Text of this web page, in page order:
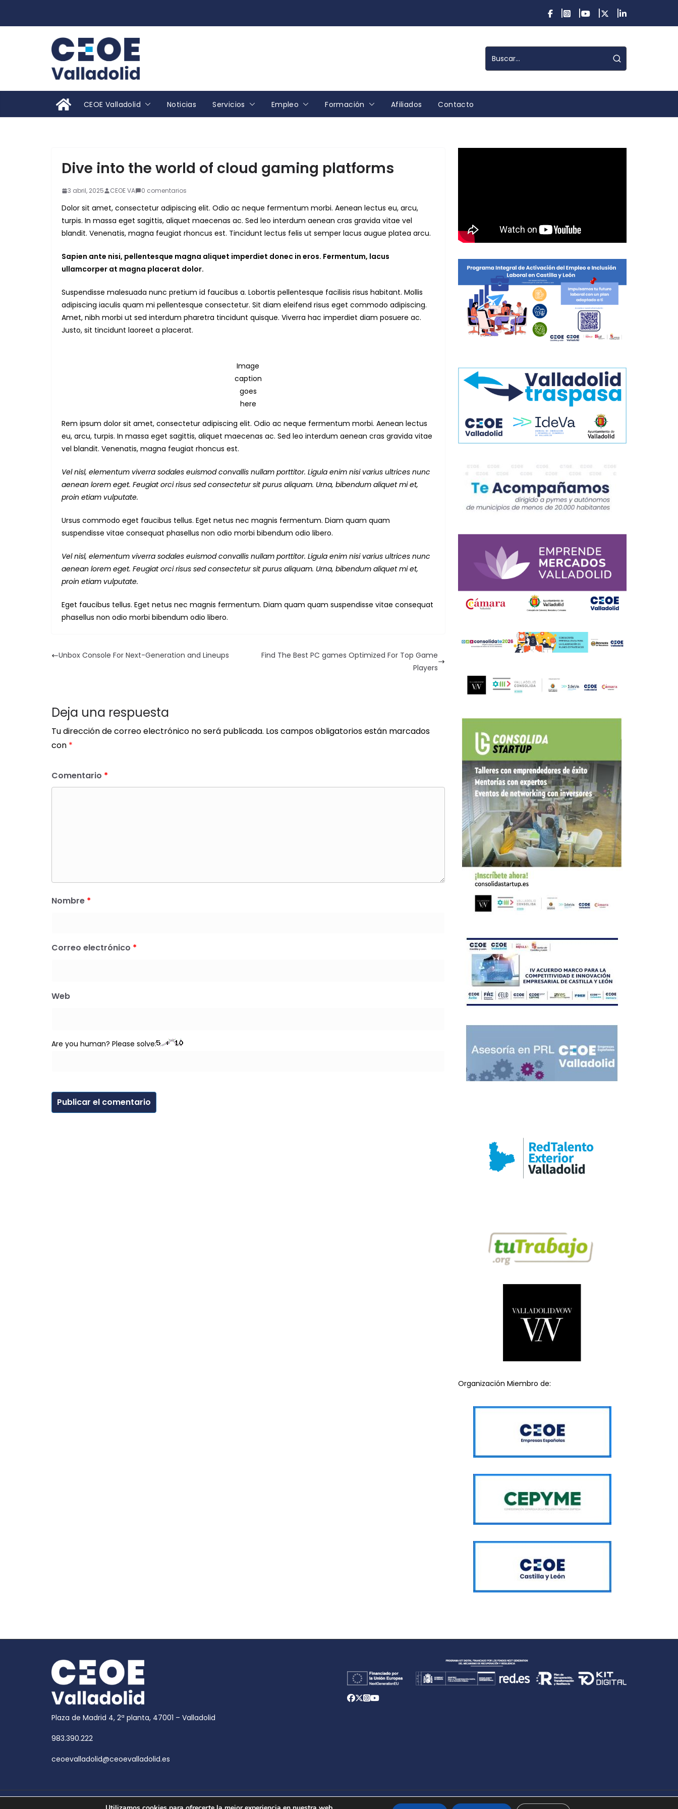
CEOE Valladolid Noticias Servicios Empleo Formación Afiliados Contacto
Dive into the world of cloud gaming platforms
3 abril, 2025 CEOE VA 0 comentarios
Dolor sit amet, consectetur adipiscing elit. Odio ac neque fermentum morbi. Aenean lectus eu, arcu,
turpis. In massa eget sagittis, aliquet maecenas ac. Sed leo interdum aenean cras gravida vitae vel
blandit. Venenatis, magna feugiat rhoncus est. Tincidunt lectus felis ut semper lacus augue platea arcu.
Sapien ante nisi, pellentesque magna aliquet imperdiet donec in eros. Fermentum, lacus
ullamcorper at magna placerat dolor.
Suspendisse malesuada nunc pretium id faucibus a. Lobortis pellentesque facilisis risus habitant. Mollis
adipiscing iaculis quam mi pellentesque consectetur. Sit diam eleifend risus eget commodo adipiscing.
Amet, nibh morbi ut sed interdum pharetra tincidunt quisque. Viverra hac imperdiet diam posuere ac.
Justo, sit tincidunt laoreet a placerat.
Image
caption
goes
here
Rem ipsum dolor sit amet, consectetur adipiscing elit. Odio ac neque fermentum morbi. Aenean lectus
eu, arcu, turpis. In massa eget sagittis, aliquet maecenas ac. Sed leo interdum aenean cras gravida vitae
vel blandit. Venenatis, magna feugiat rhoncus est.
Vel nisl, elementum viverra sodales euismod convallis nullam porttitor. Ligula enim nisi varius ultrices nunc
aenean lorem eget. Feugiat orci risus sed consectetur sit purus aliquam. Urna, bibendum aliquet mi et,
proin etiam vulputate.
Ursus commodo eget faucibus tellus. Eget netus nec magnis fermentum. Diam quam quam
suspendisse vitae consequat phasellus non odio morbi bibendum odio libero.
Vel nisl, elementum viverra sodales euismod convallis nullam porttitor. Ligula enim nisi varius ultrices nunc
aenean lorem eget. Feugiat orci risus sed consectetur sit purus aliquam. Urna, bibendum aliquet mi et,
proin etiam vulputate.
Eget faucibus tellus. Eget netus nec magnis fermentum. Diam quam quam suspendisse vitae consequat
phasellus non odio morbi bibendum odio libero.
Unbox Console For Next-Generation and Lineups
Find The Best PC games Optimized For Top Game
Players
Deja una respuesta
Tu dirección de correo electrónico no será publicada. Los campos obligatorios están marcados
con *
Comentario *
Nombre *
Correo electrónico *
Web
Are you human? Please solve:
Organización Miembro de:
Plaza de Madrid 4, 2ª planta, 47001 – Valladolid
983.390.222
ceoevalladolid@ceoevalladolid.es